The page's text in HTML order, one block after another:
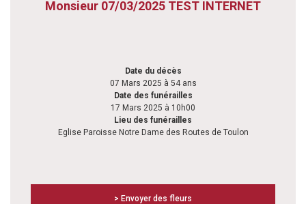
Monsieur 07/03/2025 TEST INTERNET
Date du décès
07 Mars 2025 à 54 ans
Date des funérailles
17 Mars 2025 à 10h00
Lieu des funérailles
Eglise Paroisse Notre Dame des Routes de Toulon
> Envoyer des fleurs